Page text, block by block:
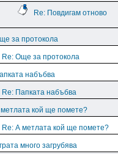
Re: Повдигам отново
за протокола
Re: Още за протокола
набъбва
Re: Папката набъбва
кой ще помете?
Re: А метлата кой ще помете?
много загрубява